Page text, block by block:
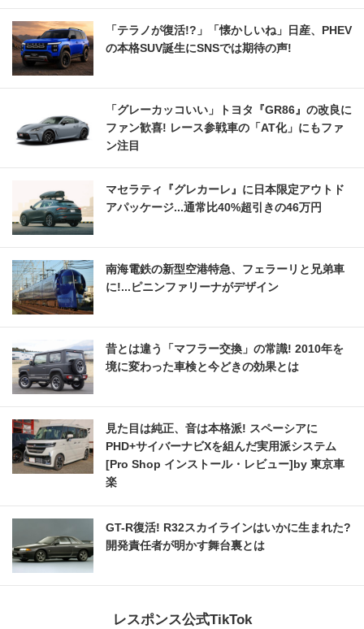
「テラノが復活!?」「懐かしいね」日産、PHEV
の本格SUV誕生にSNSでは期待の声!
「グレーカッコいい」トヨタ『GR86』の改良に
ファン歓喜! レース参戦車の「AT化」にもファ
ン注目
マセラティ『グレカーレ』に日本限定アウトド
アパッケージ...通常比40%超引きの46万円
南海電鉄の新型空港特急、フェラーリと兄弟車
に!...ピニンファリーナがデザイン
昔とは違う「マフラー交換」の常識! 2010年を
境に変わった車検と今どきの効果とは
見た目は純正、音は本格派! スペーシアに
PHD+サイバーナビXを組んだ実用派システム
[Pro Shop インストール・レビュー]by 東京車
楽
GT-R復活! R32スカイラインはいかに生まれた?
開発責任者が明かす舞台裏とは
レスポンス公式TikTok